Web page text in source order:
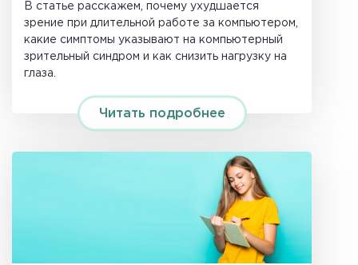
В статье расскажем, почему ухудшается
зрение при длительной работе за компьютером,
какие симптомы указывают на компьютерный
зрительный синдром и как снизить нагрузку на
глаза.
Читать подробнее